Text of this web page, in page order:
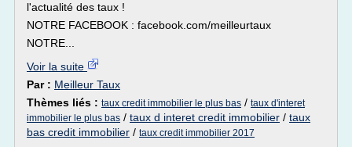
l'actualité des taux !
NOTRE FACEBOOK : facebook.com/meilleurtaux
NOTRE...
Voir la suite
Par : Meilleur Taux
Thèmes liés : taux credit immobilier le plus bas / taux d'interet
immobilier le plus bas / taux d interet credit immobilier / taux
bas credit immobilier / taux credit immobilier 2017